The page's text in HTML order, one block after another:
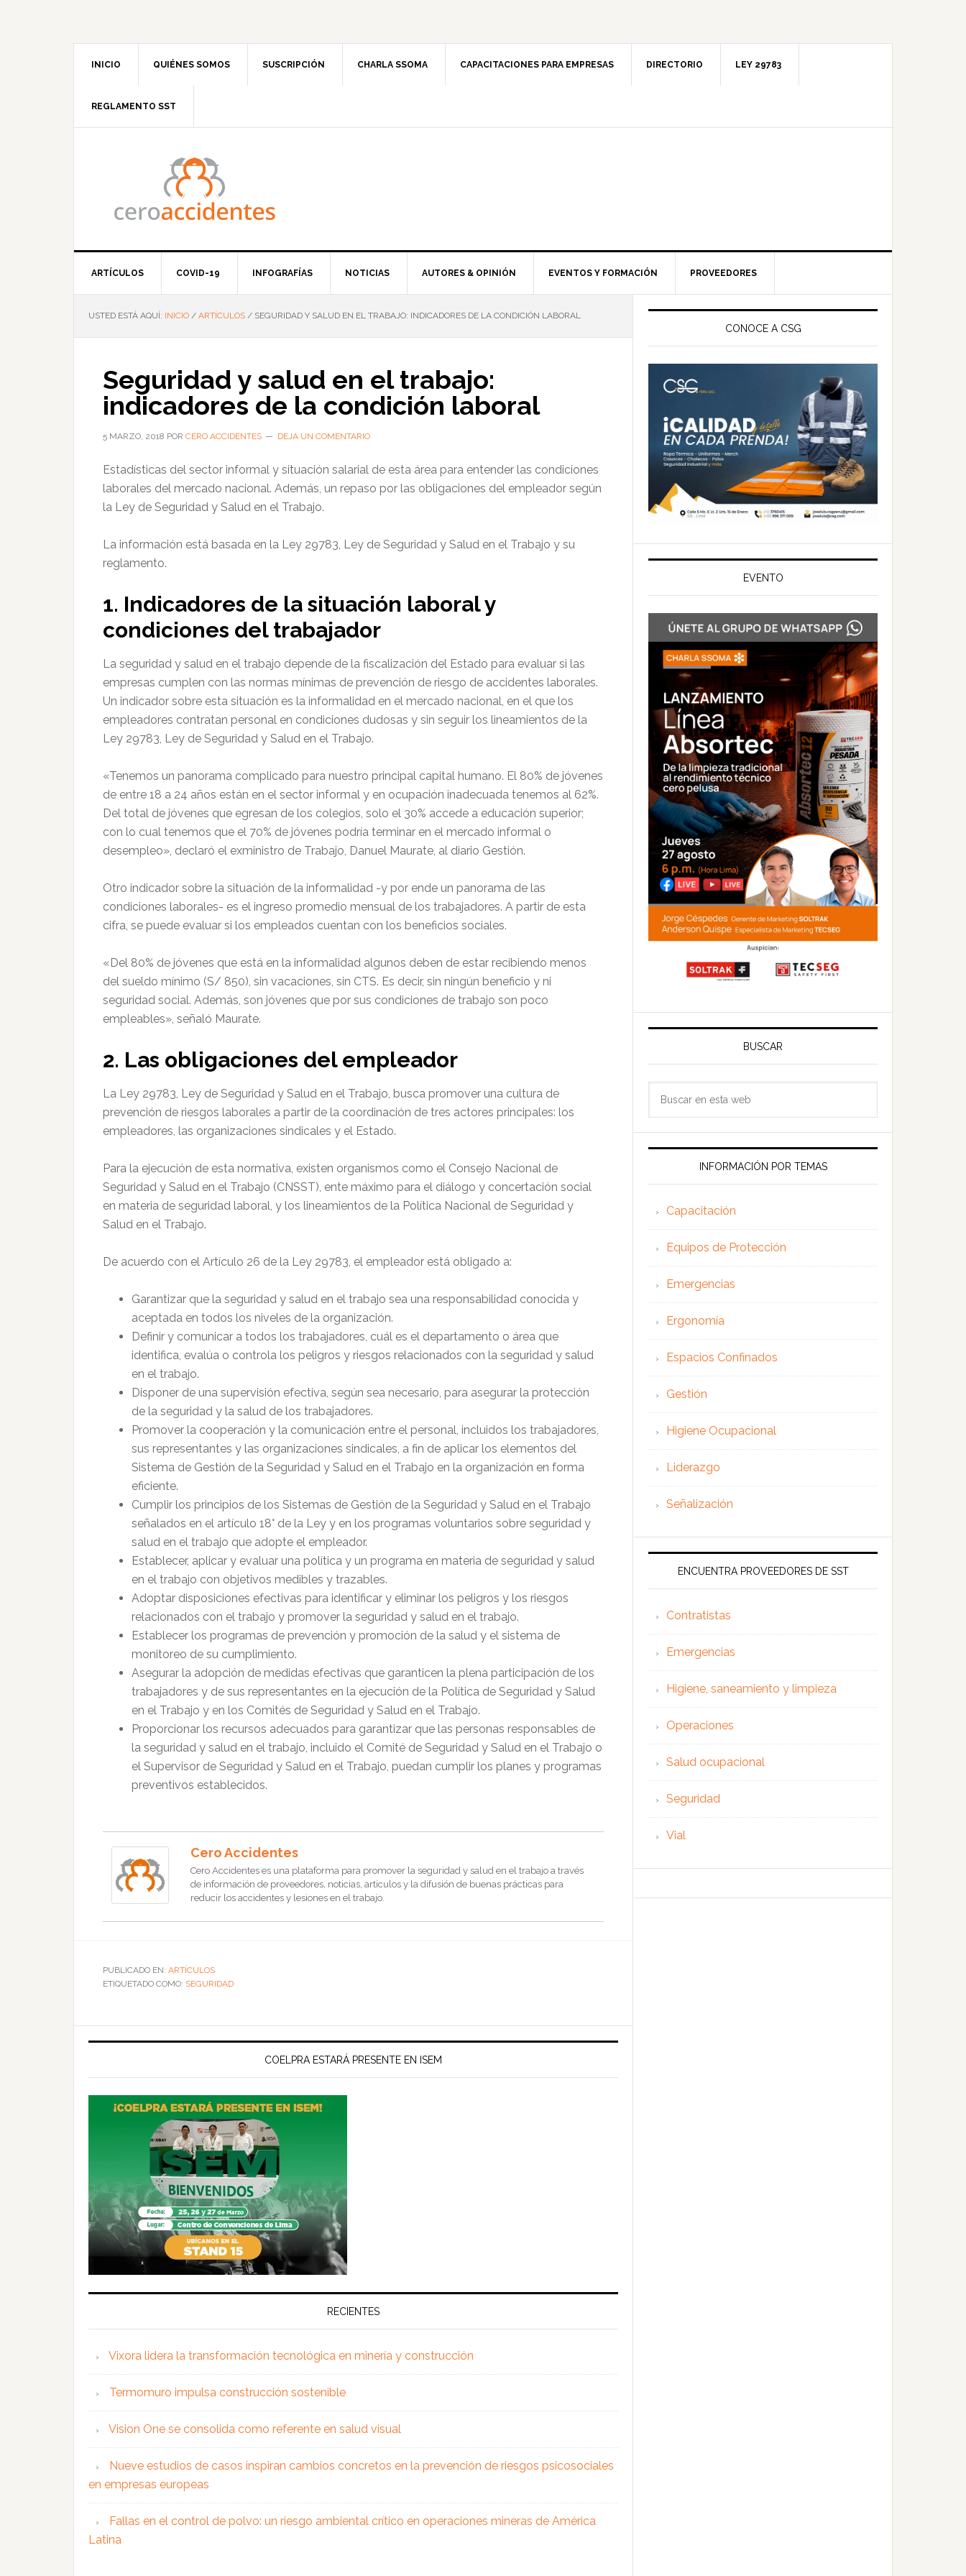
INICIO QUIÉNES SOMOS SUSCRIPCIÓN CHARLA SSOMA CAPACITACIONES PARA EMPRESAS DIRECTORIO LEY 29783
REGLAMENTO SST
ARTÍCULOS COVID-19 INFOGRAFÍAS NOTICIAS AUTORES & OPINIÓN EVENTOS Y FORMACIÓN PROVEEDORES
USTED ESTÁ AQUÍ: INICIO / ARTÍCULOS / SEGURIDAD Y SALUD EN EL TRABAJO: INDICADORES DE LA CONDICIÓN LABORAL
Seguridad y salud en el trabajo:
indicadores de la condición laboral
5 MARZO, 2018 POR CERO ACCIDENTES DEJA UN COMENTARIO
Estadísticas del sector informal y situación salarial de esta área para entender las condiciones
laborales del mercado nacional. Además, un repaso por las obligaciones del empleador según
la Ley de Seguridad y Salud en el Trabajo.
La información está basada en la Ley 29783, Ley de Seguridad y Salud en el Trabajo y su
reglamento.
1. Indicadores de la situación laboral y
condiciones del trabajador
La seguridad y salud en el trabajo depende de la fiscalización del Estado para evaluar si las
empresas cumplen con las normas mínimas de prevención de riesgo de accidentes laborales.
Un indicador sobre esta situación es la informalidad en el mercado nacional, en el que los
empleadores contratan personal en condiciones dudosas y sin seguir los lineamientos de la
Ley 29783, Ley de Seguridad y Salud en el Trabajo.
«Tenemos un panorama complicado para nuestro principal capital humano. El 80% de jóvenes
de entre 18 a 24 años están en el sector informal y en ocupación inadecuada tenemos al 62%.
Del total de jóvenes que egresan de los colegios, solo el 30% accede a educación superior;
con lo cual tenemos que el 70% de jóvenes podría terminar en el mercado informal o
desempleo», declaró el exministro de Trabajo, Danuel Maurate, al diario Gestión.
Otro indicador sobre la situación de la informalidad -y por ende un panorama de las
condiciones laborales- es el ingreso promedio mensual de los trabajadores. A partir de esta
cifra, se puede evaluar si los empleados cuentan con los beneficios sociales.
«Del 80% de jóvenes que está en la informalidad algunos deben de estar recibiendo menos
del sueldo mínimo (S/ 850), sin vacaciones, sin CTS. Es decir, sin ningún beneficio y ni
seguridad social. Además, son jóvenes que por sus condiciones de trabajo son poco
empleables», señaló Maurate.
2. Las obligaciones del empleador
La Ley 29783, Ley de Seguridad y Salud en el Trabajo, busca promover una cultura de
prevención de riesgos laborales a partir de la coordinación de tres actores principales: los
empleadores, las organizaciones sindicales y el Estado.
Para la ejecución de esta normativa, existen organismos como el Consejo Nacional de
Seguridad y Salud en el Trabajo (CNSST), ente máximo para el diálogo y concertación social
en materia de seguridad laboral, y los lineamientos de la Política Nacional de Seguridad y
Salud en el Trabajo.
De acuerdo con el Artículo 26 de la Ley 29783, el empleador está obligado a:
Garantizar que la seguridad y salud en el trabajo sea una responsabilidad conocida y
aceptada en todos los niveles de la organización.
Definir y comunicar a todos los trabajadores, cuál es el departamento o área que
identifica, evalúa o controla los peligros y riesgos relacionados con la seguridad y salud
en el trabajo.
Disponer de una supervisión efectiva, según sea necesario, para asegurar la protección
de la seguridad y la salud de los trabajadores.
Promover la cooperación y la comunicación entre el personal, incluidos los trabajadores,
sus representantes y las organizaciones sindicales, a fin de aplicar los elementos del
Sistema de Gestión de la Seguridad y Salud en el Trabajo en la organización en forma
eficiente.
Cumplir los principios de los Sistemas de Gestión de la Seguridad y Salud en el Trabajo
señalados en el artículo 18° de la Ley y en los programas voluntarios sobre seguridad y
salud en el trabajo que adopte el empleador.
Establecer, aplicar y evaluar una política y un programa en materia de seguridad y salud
en el trabajo con objetivos medibles y trazables.
Adoptar disposiciones efectivas para identificar y eliminar los peligros y los riesgos
relacionados con el trabajo y promover la seguridad y salud en el trabajo.
Establecer los programas de prevención y promoción de la salud y el sistema de
monitoreo de su cumplimiento.
Asegurar la adopción de medidas efectivas que garanticen la plena participación de los
trabajadores y de sus representantes en la ejecución de la Política de Seguridad y Salud
en el Trabajo y en los Comités de Seguridad y Salud en el Trabajo.
Proporcionar los recursos adecuados para garantizar que las personas responsables de
la seguridad y salud en el trabajo, incluido el Comité de Seguridad y Salud en el Trabajo o
el Supervisor de Seguridad y Salud en el Trabajo, puedan cumplir los planes y programas
preventivos establecidos.
Cero Accidentes
Cero Accidentes es una plataforma para promover la seguridad y salud en el trabajo a través
de información de proveedores, noticias, artículos y la difusión de buenas prácticas para
reducir los accidentes y lesiones en el trabajo.
PUBLICADO EN: ARTÍCULOS
ETIQUETADO COMO: SEGURIDAD
COELPRA ESTARÁ PRESENTE EN ISEM
RECIENTES
Vixora lidera la transformación tecnológica en minería y construcción
Termomuro impulsa construcción sostenible
Vision One se consolida como referente en salud visual
Nueve estudios de casos inspiran cambios concretos en la prevención de riesgos psicosociales
en empresas europeas
Fallas en el control de polvo: un riesgo ambiental crítico en operaciones mineras de América
Latina
Barra
principal
CONOCE A CSG
EVENTO
BUSCAR
web
INFORMACIÓN POR TEMAS
Capacitación
Equipos de Protección
Emergencias
Ergonomía
Espacios Confinados
Gestión
Higiene Ocupacional
Liderazgo
Señalización
ENCUENTRA PROVEEDORES DE SST
Contratistas
Emergencias
Higiene, saneamiento y limpieza
Operaciones
Salud ocupacional
Seguridad
Vial